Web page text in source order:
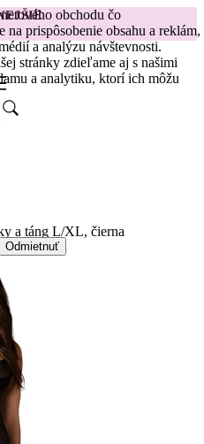
obchodu čo
na prispôsobenie obsahu a reklám,
a analýzu návštevnosti.
stránky zdieľame aj s našimi
a analytiku, ktorí ich môžu
Odmietnuť
a táng L/XL, čierna